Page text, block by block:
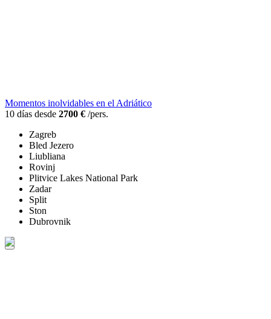
Momentos inolvidables en el Adriático
10 días desde 2700 € /pers.
Zagreb
Bled Jezero
Liubliana
Rovinj
Plitvice Lakes National Park
Zadar
Split
Ston
Dubrovnik